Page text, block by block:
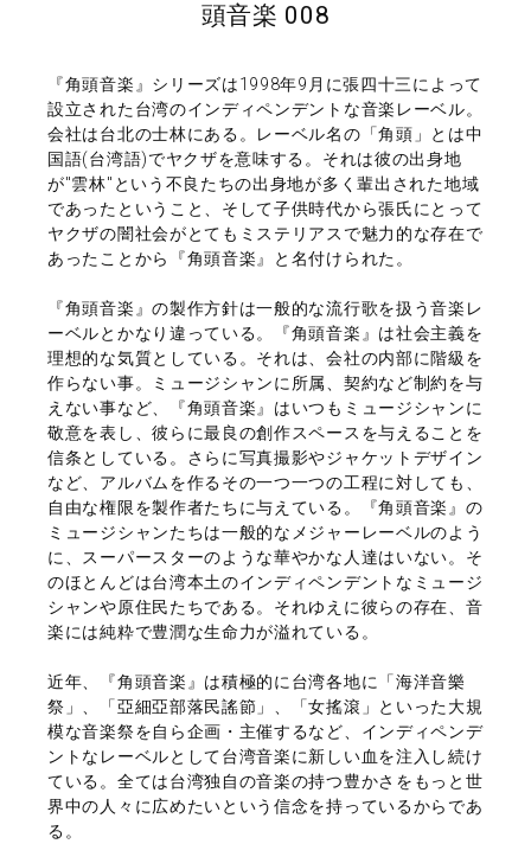
頭音楽 008
『角頭音楽』シリーズは1998年9月に張四十三によって
設立された台湾のインディペンデントな音楽レーベル。
会社は台北の士林にある。レーベル名の「角頭」とは中
国語(台湾語)でヤクザを意味する。それは彼の出身地
が"雲林"という不良たちの出身地が多く輩出された地域
であったということ、そして子供時代から張氏にとって
ヤクザの闇社会がとてもミステリアスで魅力的な存在で
あったことから『角頭音楽』と名付けられた。
『角頭音楽』の製作方針は一般的な流行歌を扱う音楽レ
ーベルとかなり違っている。『角頭音楽』は社会主義を
理想的な気質としている。それは、会社の内部に階級を
作らない事。ミュージシャンに所属、契約など制約を与
えない事など、『角頭音楽』はいつもミュージシャンに
敬意を表し、彼らに最良の創作スペースを与えることを
信条としている。さらに写真撮影やジャケットデザイン
など、アルバムを作るその一つ一つの工程に対しても、
自由な権限を製作者たちに与えている。『角頭音楽』の
ミュージシャンたちは一般的なメジャーレーベルのよう
に、スーパースターのような華やかな人達はいない。そ
のほとんどは台湾本土のインディペンデントなミュージ
シャンや原住民たちである。それゆえに彼らの存在、音
楽には純粋で豊潤な生命力が溢れている。
近年、『角頭音楽』は積極的に台湾各地に「海洋音樂
祭」、「亞細亞部落民謠節」、「女搖滾」といった大規
模な音楽祭を自ら企画・主催するなど、インディペンデ
ントなレーベルとして台湾音楽に新しい血を注入し続け
ている。全ては台湾独自の音楽の持つ豊かさをもっと世
界中の人々に広めたいという信念を持っているからであ
る。